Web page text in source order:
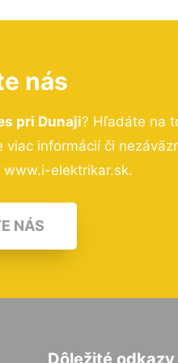
nás
pri Dunaji? Hľadáte na
informácií či
elektrikar.sk.
NÁS
Dôležité odkazy